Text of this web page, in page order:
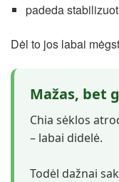
padeda
Dėl to jos labai
Mažas, bet
Chia sėklos
– labai didelė.
Todėl dažnai